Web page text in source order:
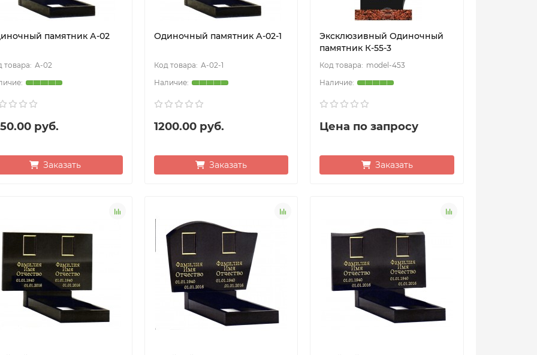
заказы
(кликабельно)
Выполненные заказы
(кликабельно)
Выполненные заказы
(кликабельно)
памятник А-02
А-02
руб.
Заказать
Одиночный памятник А-02-1
А-02-1
1200.00 руб.
Заказать
Эксклюзивный Одиночный
памятник К-55-3
model-453
Цена по запросу
Заказать